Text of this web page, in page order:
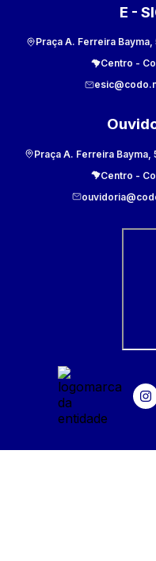
E -
Praça A. Ferreira Bayma,
Centro -
Praça A. Ferreira Bayma,
Centro -